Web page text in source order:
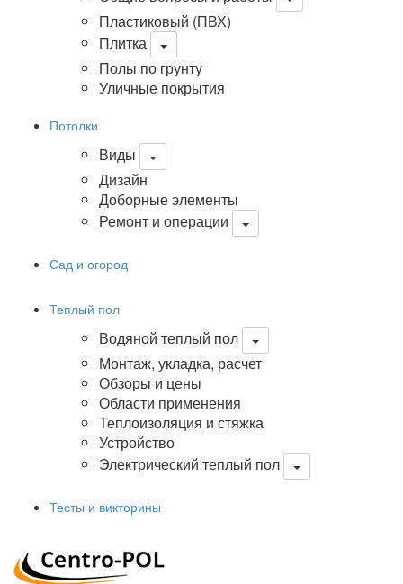
Пластиковый (ПВХ)
Плитка
Полы по грунту
Уличные покрытия
Потолки
Виды
Дизайн
Доборные элементы
Ремонт и операции
Сад и огород
Теплый пол
Водяной теплый пол
Монтаж, укладка, расчет
Обзоры и цены
Области применения
Теплоизоляция и стяжка
Устройство
Электрический теплый пол
Тесты и викторины